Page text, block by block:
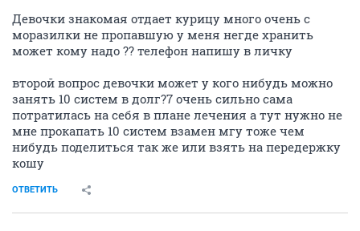
Девочки знакомая отдает курицу много очень с
моразилки не пропавшую у меня негде хранить
может кому надо ?? телефон напишу в личку
второй вопрос девочки может у кого нибудь можно
занять 10 систем в долг?7 очень сильно сама
потратилась на себя в плане лечения а тут нужно не
мне прокапать 10 систем взамен мгу тоже чем
нибудь поделиться так же или взять на передержку
кошу
ОТВЕТИТЬ